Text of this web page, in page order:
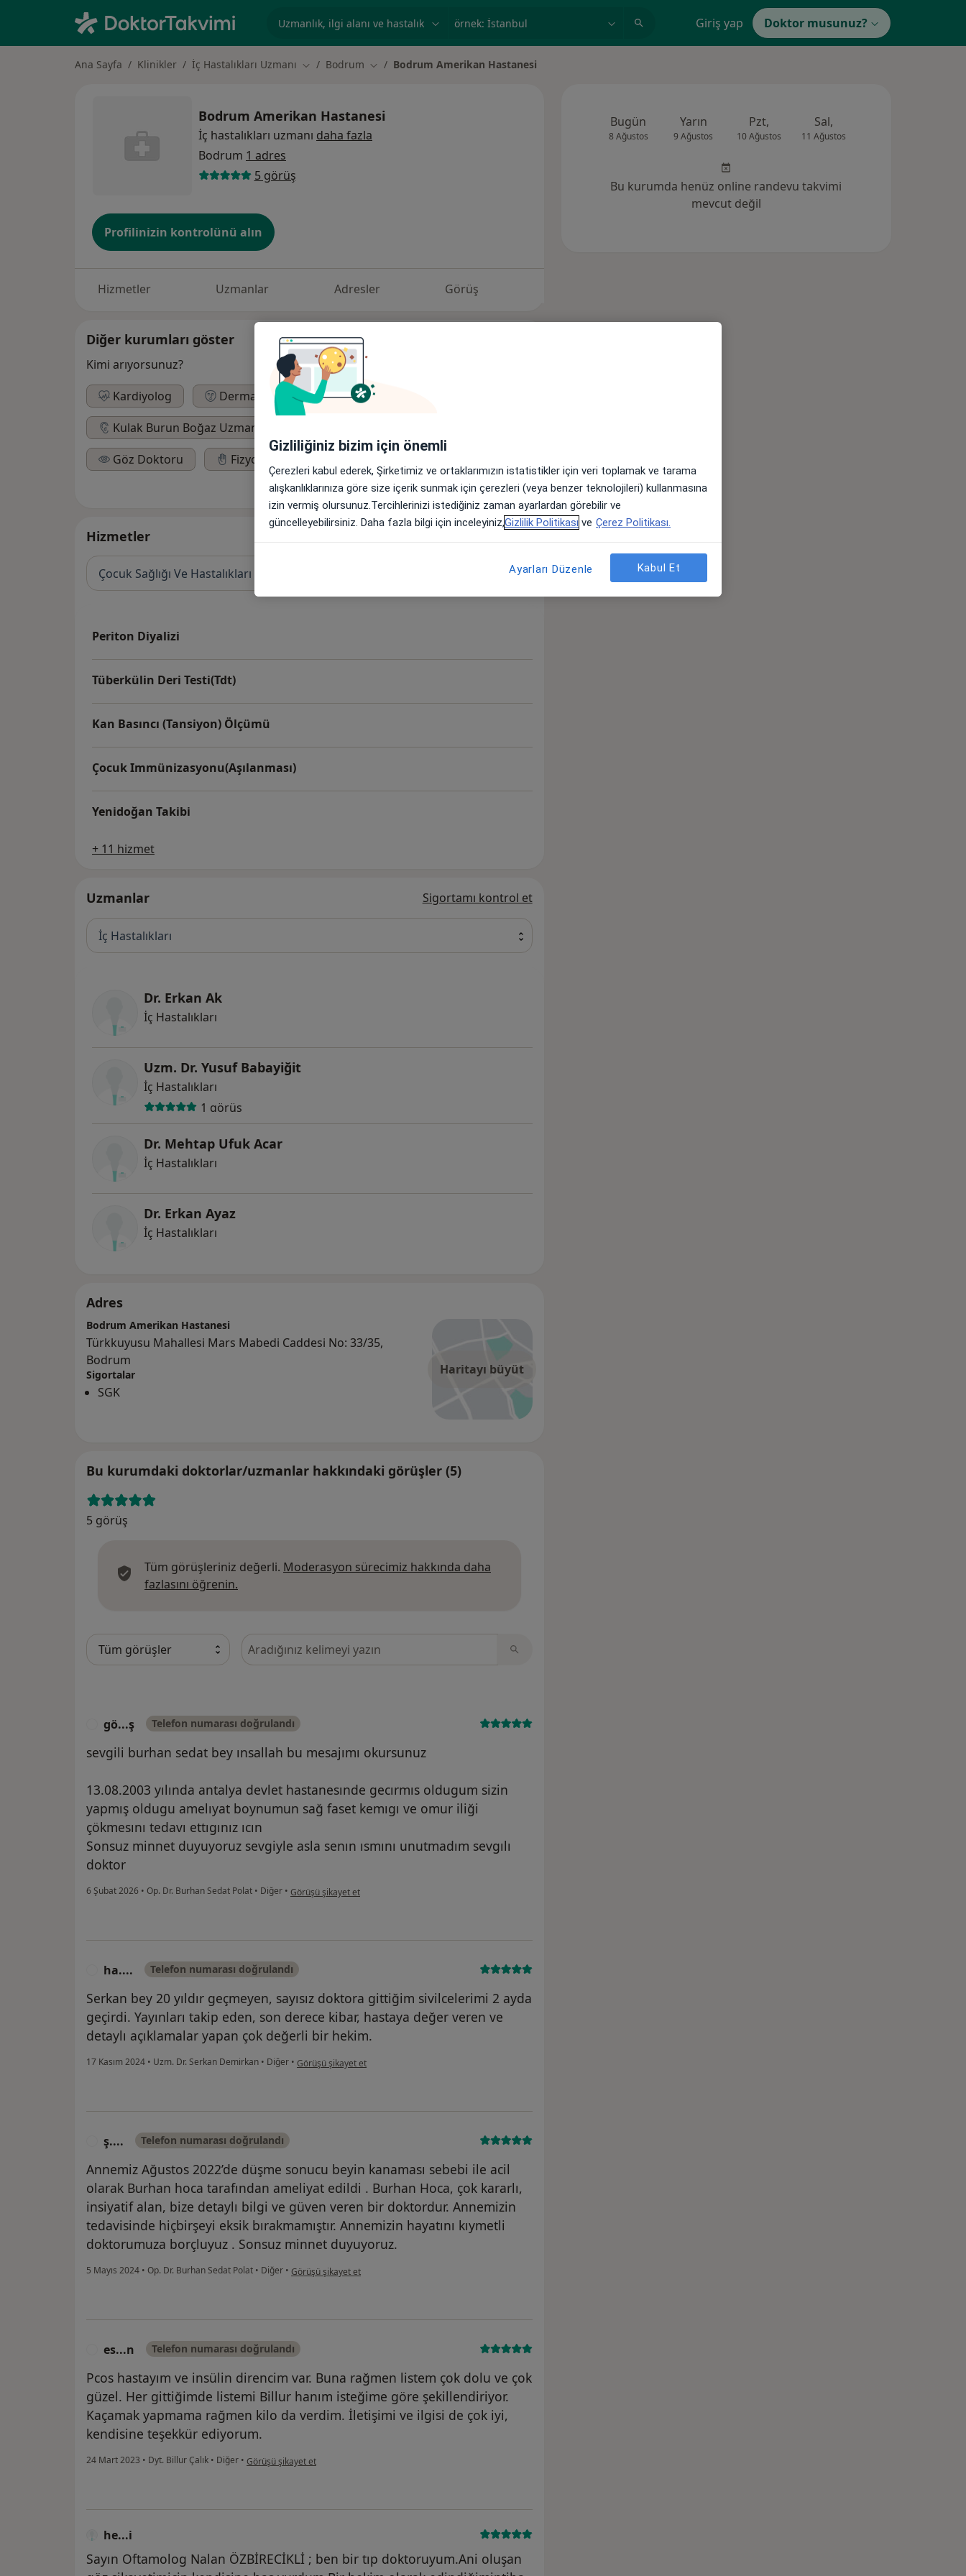
örnek: İstanbul Giriş yap Doktor musunuz?
Ana Sayfa Klinikler İç Hastalıkları Uzmanı Şehir değiştir
Bodrum Şehir değiştir
Bodrum Amerikan Hastanesi
Bodrum Amerikan Hastanesi
İç hastalıkları uzmanı daha fazla
Bodrum 1 adres
5 görüş
Profilinizin kontrolünü alın
Hizmetler Uzmanlar Adresler Görüş
Diğer kurumları göster
Kimi arıyorsunuz?
Kardiyolog
Dermatolog Ürolog
Kulak Burun Boğaz Uzmanı
Göz Doktoru
Fizyoterapist
Başka bir uzmanlık arayın
Hizmetler
Çocuk Sağlığı Ve Hastalıkları Doktoru
Periton Diyalizi
Tüberkülin Deri Testi(Tdt)
Kan Basıncı (Tansiyon) Ölçümü
Çocuk Immünizasyonu(Aşılanması)
Yenidoğan Takibi
+ 11 hizmet
Uzmanlar Sigortamı kontrol et
İç Hastalıkları
Dr. Erkan Ak
İç Hastalıkları
Uzm. Dr. Yusuf Babayiğit
İç Hastalıkları
1 görüş
Dr. Mehtap Ufuk Acar
İç Hastalıkları
Dr. Erkan Ayaz
İç Hastalıkları
Adres
Haritayı büyüt
Bodrum Amerikan Hastanesi
Türkkuyusu Mahallesi Mars Mabedi Caddesi No: 33/35,
Bodrum
Sigortalar
SGK
Bu kurumdaki doktorlar/uzmanlar hakkındaki görüşler (5)
5 görüş
Tüm görüşleriniz değerli. Moderasyon sürecimiz hakkında daha
fazlasını öğrenin.
Görüşler içerisinde ara
gö...ş Telefon numarası doğrulandı
sevgili burhan sedat bey ınsallah bu mesajımı okursunuz
13.08.2003 yılında antalya devlet hastanesınde gecırmıs oldugum sizin
yapmış oldugu amelıyat boynumun sağ faset kemıgı ve omur iliği
çökmesını tedavı ettıgınız ıcın
Sonsuz minnet duyuyoruz sevgiyle asla senın ısmını unutmadım sevgılı
doktor
6 Şubat 2026 • Op. Dr. Burhan Sedat Polat • Diğer • kullanıcının görüşüne göre gö...ş
Görüşü şikayet et
ha.... Telefon numarası doğrulandı
Serkan bey 20 yıldır geçmeyen, sayısız doktora gittiğim sivilcelerimi 2 ayda
geçirdi. Yayınları takip eden, son derece kibar, hastaya değer veren ve
detaylı açıklamalar yapan çok değerli bir hekim.
17 Kasım 2024 • Uzm. Dr. Serkan Demirkan • Diğer • kullanıcının görüşüne göre ha....
Görüşü şikayet et
ş.... Telefon numarası doğrulandı
Annemiz Ağustos 2022’de düşme sonucu beyin kanaması sebebi ile acil
olarak Burhan hoca tarafından ameliyat edildi . Burhan Hoca, çok kararlı,
insiyatif alan, bize detaylı bilgi ve güven veren bir doktordur. Annemizin
tedavisinde hiçbirşeyi eksik bırakmamıştır. Annemizin hayatını kıymetli
doktorumuza borçluyuz . Sonsuz minnet duyuyoruz.
5 Mayıs 2024 • Op. Dr. Burhan Sedat Polat • Diğer • kullanıcının görüşüne göre ş....
Görüşü şikayet et
es...n Telefon numarası doğrulandı
Pcos hastayım ve insülin direncim var. Buna rağmen listem çok dolu ve çok
güzel. Her gittiğimde listemi Billur hanım isteğime göre şekillendiriyor.
Kaçamak yapmama rağmen kilo da verdim. İletişimi ve ilgisi de çok iyi,
kendisine teşekkür ediyorum.
24 Mart 2023 • Dyt. Billur Çalık • Diğer • kullanıcının görüşüne göre es...n
Görüşü şikayet et
he...i
Sayın Oftamolog Nalan ÖZBİRECİKLİ ; ben bir tıp doktoruyum.Ani oluşan
Bugün
8 Ağustos
Yarın
9 Ağustos
Pzt,
10 Ağustos
Sal,
11 Ağustos
Bu kurumda henüz online randevu takvimi
mevcut değil
Gizliliğiniz bizim için önemli
Çerezleri kabul ederek, Şirketimiz ve ortaklarımızın istatistikler için veri toplamak ve tarama
alışkanlıklarınıza göre size içerik sunmak için çerezleri (veya benzer teknolojileri) kullanmasına
izin vermiş olursunuz.Tercihlerinizi istediğiniz zaman ayarlardan görebilir ve
güncelleyebilirsiniz. Daha fazla bilgi için inceleyiniz,Gizlilik Politikası ve Çerez Politikası.
Ayarları Düzenle Kabul Et